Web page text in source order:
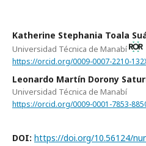
Katherine Stephania Toala
Universidad Técnica de Manabí
https://orcid.org/0009-0007-2210-
Leonardo Martín Dorony
Universidad Técnica de Manabí
https://orcid.org/0009-0001-7853-
DOI: https://doi.org/10.56124/